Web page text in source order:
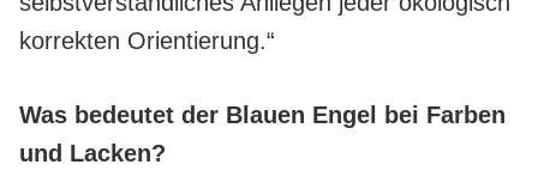
korrekten Orientierung.“
Was bedeutet der Blauen Engel bei Farben
und Lacken?